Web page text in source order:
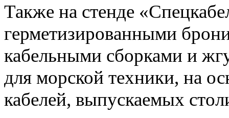
Также на стенде
герметизированными
кабельными сборками и
для морской техники, на
кабелей, выпускаемых